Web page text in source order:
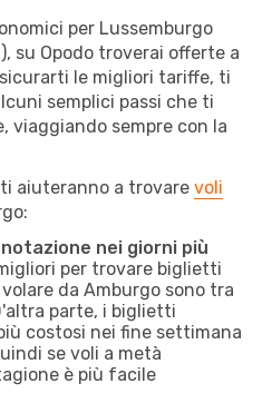
per Lussemburgo
su Opodo troverai offerte a
le migliori tariffe, ti
semplici passi che ti
viaggiando sempre con la
aiuteranno a trovare voli
nei giorni più
per trovare biglietti
da Amburgo sono tra
parte, i biglietti
costosi nei fine settimana
se voli a metà
è più facile